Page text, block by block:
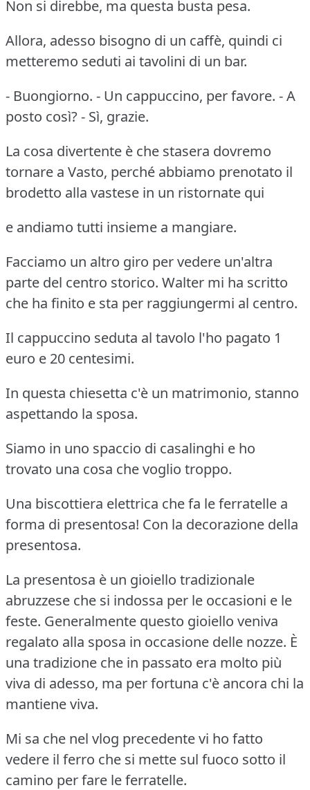
Non si direbbe, ma questa busta pesa.
Allora, adesso bisogno di un caffè, quindi ci
metteremo seduti ai tavolini di un bar.
- Buongiorno. - Un cappuccino, per favore. - A
posto così? - Sì, grazie.
La cosa divertente è che stasera dovremo
tornare a Vasto, perché abbiamo prenotato il
brodetto alla vastese in un ristornate qui
e andiamo tutti insieme a mangiare.
Facciamo un altro giro per vedere un'altra
parte del centro storico. Walter mi ha scritto
che ha finito e sta per raggiungermi al centro.
Il cappuccino seduta al tavolo l'ho pagato 1
euro e 20 centesimi.
In questa chiesetta c'è un matrimonio, stanno
aspettando la sposa.
Siamo in uno spaccio di casalinghi e ho
trovato una cosa che voglio troppo.
Una biscottiera elettrica che fa le ferratelle a
forma di presentosa! Con la decorazione della
presentosa.
La presentosa è un gioiello tradizionale
abruzzese che si indossa per le occasioni e le
feste. Generalmente questo gioiello veniva
regalato alla sposa in occasione delle nozze. È
una tradizione che in passato era molto più
viva di adesso, ma per fortuna c'è ancora chi la
mantiene viva.
Mi sa che nel vlog precedente vi ho fatto
vedere il ferro che si mette sul fuoco sotto il
camino per fare le ferratelle.